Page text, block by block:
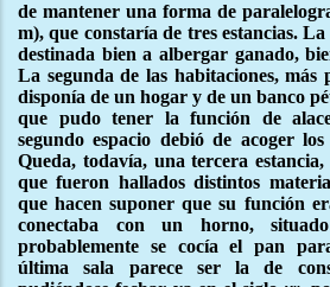
de mantener una forma de
m), que constaría de tres estancias.
destinada bien a albergar ganado,
La segunda de las habitaciones,
disponía de un hogar y de un banco
que pudo tener la función de
segundo espacio debió de acoger
Queda, todavía, una tercera
que fueron hallados distintos
que hacen suponer que su función
conectaba con un horno,
probablemente se cocía el pan
última sala parece ser la de